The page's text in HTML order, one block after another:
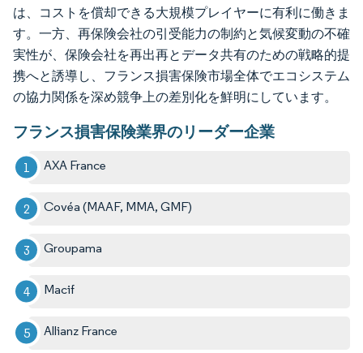
は、コストを償却できる大規模プレイヤーに有利に働きま
す。一方、再保険会社の引受能力の制約と気候変動の不確
実性が、保険会社を再出再とデータ共有のための戦略的提
携へと誘導し、フランス損害保険市場全体でエコシステム
の協力関係を深め競争上の差別化を鮮明にしています。
フランス損害保険業界のリーダー企業
AXA France
Covéa (MAAF, MMA, GMF)
Groupama
Macif
Allianz France